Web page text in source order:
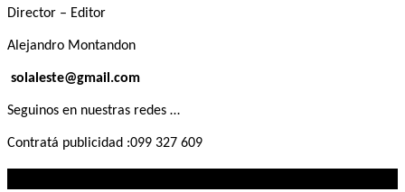
Director – Editor
Alejandro Montandon
solaleste@gmail.com
Seguinos en nuestras redes …
Contratá publicidad :099 327 609